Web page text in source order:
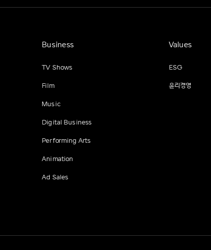
Business
TV Shows
Film
Music
Digital Business
Performing Arts
Animation
Ad Sales
Values
ESG
윤리경영